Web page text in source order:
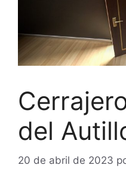
del
20 de abril de 2023